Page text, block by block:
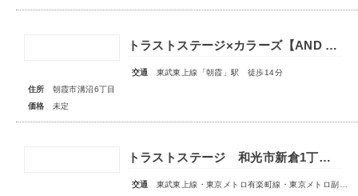
トラストステージ×カラーズ【AND PLUS】朝霞市溝沼6丁目22期 全2棟◇販売予告◇
交通
東武東上線「朝霞」駅 徒歩14分
住所
朝霞市溝沼6丁目
価格
未定
トラストステージ 和光市新倉1丁目17期 全5区画■第1期分譲 販売予告■
交通
東武東上線・東京メトロ有楽町線・東京メトロ副都心線「和光市」駅 徒歩14～15分